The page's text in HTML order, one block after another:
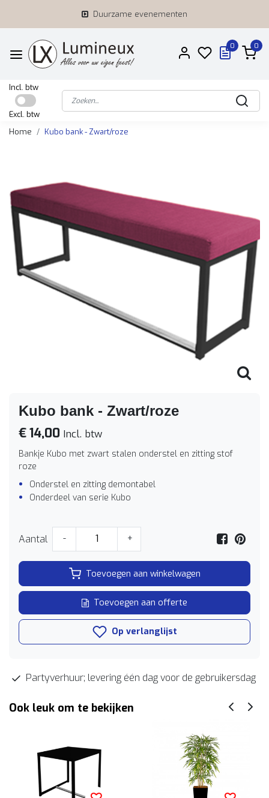
Duurzame evenementen
0 0
Incl. btw
Excl. btw
Home
Kubo bank - Zwart/roze
Kubo bank - Zwart/roze
€ 14,00 Incl. btw
Bankje Kubo met zwart stalen onderstel en zitting stof
roze
Onderstel en zitting demontabel
Onderdeel van serie Kubo
Aantal - +
Toevoegen aan winkelwagen
Toevoegen aan offerte
Op verlanglijst
Partyverhuur; levering één dag voor de gebruikersdag
Ook leuk om te bekijken